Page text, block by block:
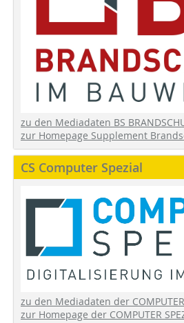
zu den Mediadaten BS
zur Homepage Supplement
CS Computer Spezial
zu den Mediadaten der COMPUTER
zur Homepage der COMPUTER